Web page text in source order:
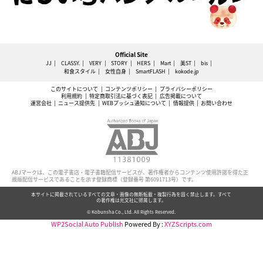
Official Site
JJ CLASSY. VERY STORY HERS Mart 美ST
bis
和食スタイル
女性自身 SmartFLASH kokode.jp
このサイトについて コンテンツポリシー
プライバシーポリシー
利用規約
特定商取引法に基づく表記
広告掲載について
運営会社
ニュース提供先 WEBプッシュ通知について 情報提供 お問い合わせ
ABJマークは、この電子書店・電子書籍配信サービスが、著作権者からコンテンツ使用許諾を得た正
規版配信サービスであることを示す登録商標（登録番号 第6091713号）です。
本サイトに掲載されているすべての文章・画像の無断転載・複製行為を固く禁止します。すべて
の著作権は光文社に帰属します。
© Kobunsha Co., Ltd. All Rights Reserved.
WP2Social Auto Publish Powered By :XYZScripts.com